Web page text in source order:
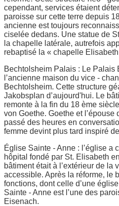
cependant, services étaient
paroisse sur cette terre depuis
ancienne est toujours
ciselée dedans. Une statue de
la chapelle latérale, autrefois
rebaptisé la « chapelle
Bechtolsheim Palais : Le Palais
l’ancienne maison du vice -
Bechtolsheim. Cette structure
Jakobsplan d’aujourd'hui. Le
remonte à la fin du 18 ème
von Goethe. Goethe et l’épouse
passé des heures en
femme devint plus tard inspiré
Église Sainte - Anne : l’église a
hôpital fondé par St. Elisabeth
bâtiment était à l’extérieur de la
accessible. Après la réforme, le
fonctions, dont celle d’une
Sainte - Anne est l’une des
Eisenach.